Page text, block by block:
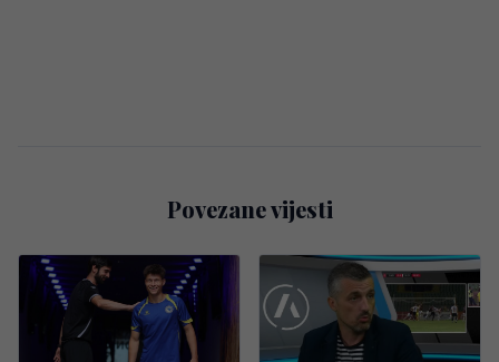
Povezane vijesti